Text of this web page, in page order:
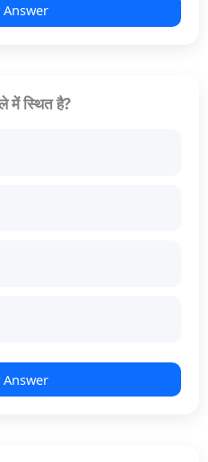
Answer
में स्थित है?
Answer